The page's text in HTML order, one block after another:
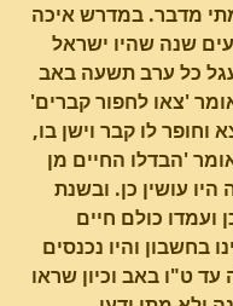
מדבר. במדרש איכה
שנה שהיו ישראל
כל ערב תשעה באב
'צאו לחפור קברים'
וחופר לו קבר וישן בו,
'הבדלו החיים מן
עושין כן. ובשנת
ועמדו כולם חיים
בחשבון והיו נכנסים
עד ט"ו באב וכיון שראו